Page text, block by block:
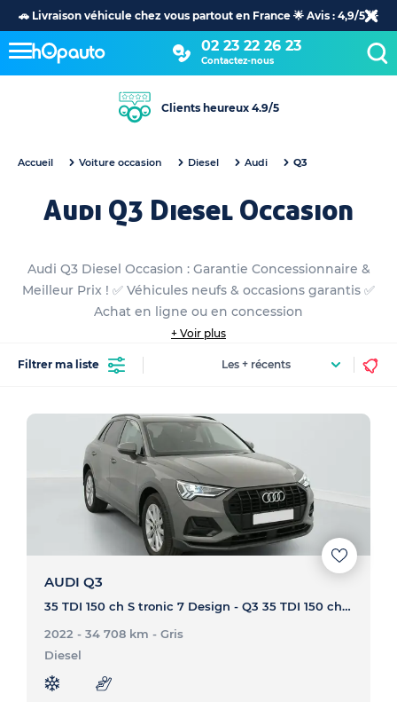
🚗 Livraison véhicule chez vous partout en France 🌟 Avis : 4,9/5 🌟
02 23 22 26 23
Contactez-nous
Clients heureux 4.9/5
Accueil Voiture occasion Diesel Audi Q3
Audi Q3 Diesel Occasion
Audi Q3 Diesel Occasion : Garantie Concessionnaire &
Meilleur Prix ! ✅ Véhicules neufs & occasions garantis ✅
Achat en ligne ou en concession
+ Voir plus
Filtrer ma liste
AUDI Q3
35 TDI 150 ch S tronic 7 Design - Q3 35 TDI 150 ch S tronic 7 Design
2022 - 34 708 km - Gris
Diesel